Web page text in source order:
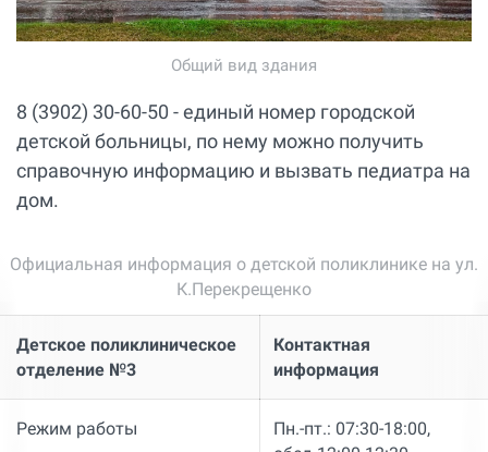
Общий вид здания
8 (3902) 30-60-50 - единый номер городской
детской больницы, по нему можно получить
справочную информацию и вызвать педиатра на
дом.
Официальная информация о детской поликлинике на ул.
К.Перекрещенко
Детское поликлиническое
отделение №3
Контактная
информация
Режим работы
Пн.-пт.: 07:30-18:00,